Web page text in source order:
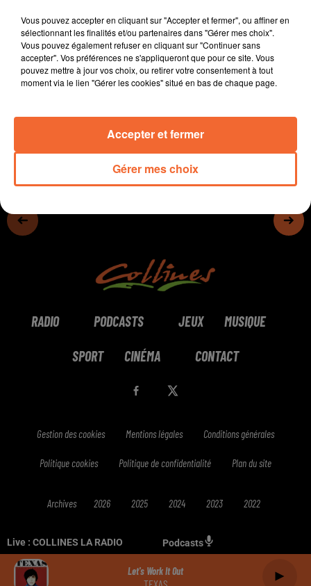
Live : COLLINES LA RADIO Podcasts
Let's Work It Out
TEXAS
notamment avec le tribute " God Save The Queen " (
photo ).
Le club de danse " L'Etoile Filante " de Cirières fête ses
40 ans ce week-end à Bocapole.
RADIO PODCASTS JEUX MUSIQUE
SPORT CINÉMA CONTACT
Gestion des cookies Mentions légales Conditions générales
Politique cookies Politique de confidentialité Plan du site
Archives 2026 2025 2024 2023 2022
Vous pouvez accepter en cliquant sur "Accepter et fermer", ou affiner en
sélectionnant les finalités et/ou partenaires dans "Gérer mes choix".
Vous pouvez également refuser en cliquant sur "Continuer sans
accepter". Vos préférences ne s'appliqueront que pour ce site. Vous
pouvez mettre à jour vos choix, ou retirer votre consentement à tout
moment via le lien "Gérer les cookies" situé en bas de chaque page.
Gérer mes choix
Accepter et fermer